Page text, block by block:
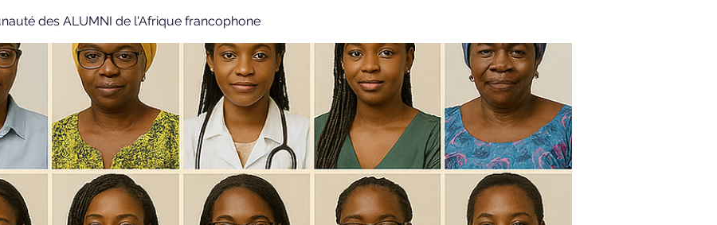
des ALUMNI de l'Afrique francophone